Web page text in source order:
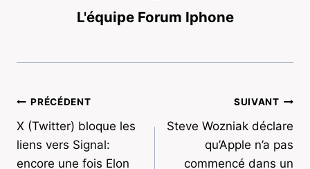
L'équipe Forum Iphone
Navigation
de
PRÉCÉDENT
X (Twitter) bloque les
liens vers Signal:
encore une fois Elon
SUIVANT
Steve Wozniak déclare
qu’Apple n’a pas
commencé dans un